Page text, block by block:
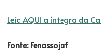
Leia AQUI a íntegra da
Fonte: Fenassojaf